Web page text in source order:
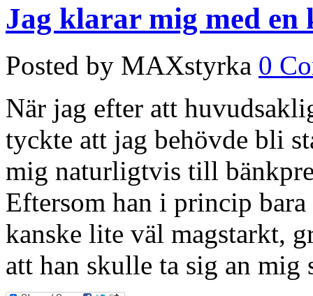
Jag klarar mig med en
Posted by MAXstyrka 0
När jag efter att
tyckte att jag behövde bli
mig naturligtvis till
Eftersom han i princip
kanske lite väl magstarkt,
att han skulle ta sig an